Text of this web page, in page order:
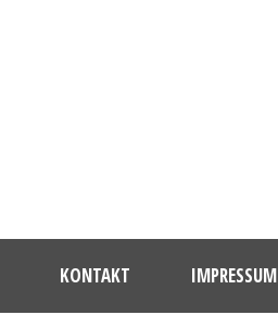
KONTAKT IMPRESSUM